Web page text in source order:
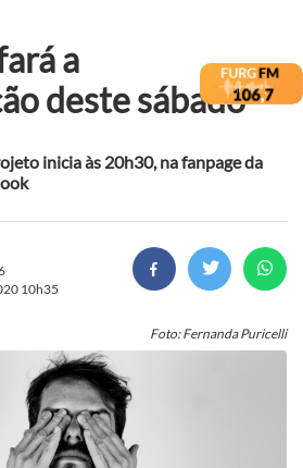
a
deste sábado
inicia às 20h30, na fanpage da
10h35
Foto: Fernanda Puricelli